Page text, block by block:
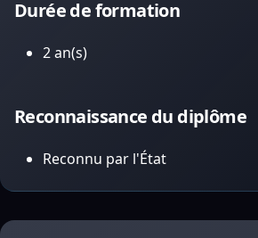
Durée de formation
2 an(s)
Reconnaissance du diplôme
Reconnu par l'État